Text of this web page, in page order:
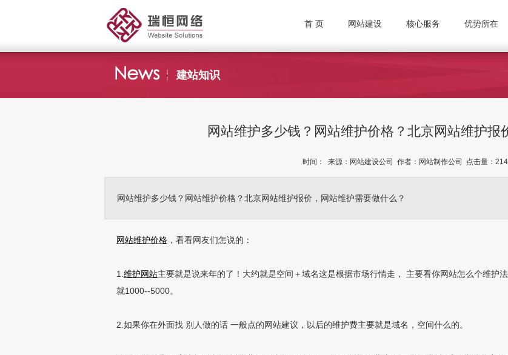
首 页 网站建设 核心服务 优势所在
建站知识
网站维护多少钱？网站维护价格？北京网站维护报
时间： 来源：网站建设公司 作者：网站制作公司 点击量：
网站维护多少钱？网站维护价格？北京网站维护报价，网站维护需要做什么？
网站维护价格 ，看看网友们怎说的：
1. 维护网站主要就是说来年的了！大约就是空间＋域名这是根据市场行情走， 主要看你网站怎么个维护
就1000--5000。
2.如果你在外面找 别人做的话 一般点的网站建议，以后的维护费主要就是域名，空间什么的。